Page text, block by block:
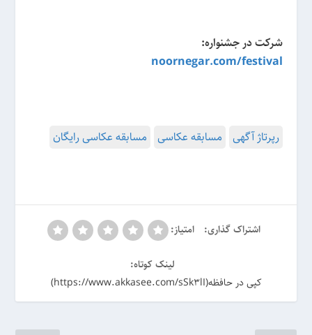
شرکت در جشنواره:
noornegar.com/festival
رپرتاژ آگهی مسابقه عکاسی مسابقه عکاسی رایگان
اشتراک گذاری: امتیاز:
لینک کوتاه:
کپی در حافظه(https://www.akkasee.com/sSk3lI)